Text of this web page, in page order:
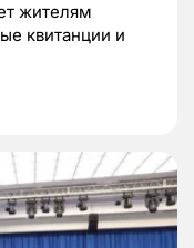
жителям
квитанции и